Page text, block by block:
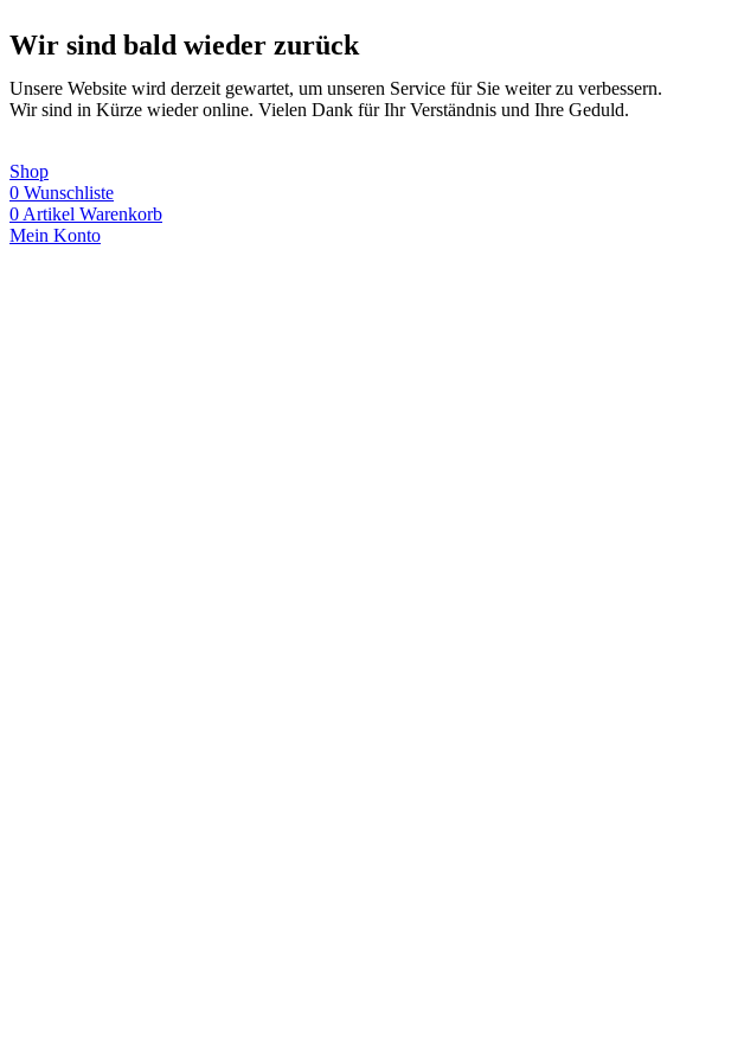
Wir sind bald wieder zurück
Unsere Website wird derzeit gewartet, um unseren Service für Sie weiter zu verbessern.
Wir sind in Kürze wieder online. Vielen Dank für Ihr Verständnis und Ihre Geduld.
Shop
0 Wunschliste
0 Artikel Warenkorb
Mein Konto